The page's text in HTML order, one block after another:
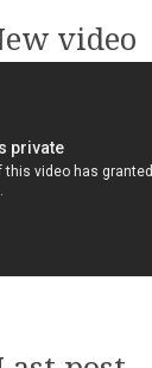
video